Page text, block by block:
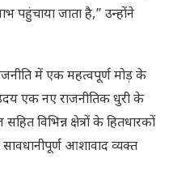
पहुंचाया जाता है,” उन्होंने
में एक महत्वपूर्ण मोड़ के
एक नए राजनीतिक धुरी के
विभिन्न क्षेत्रों के हितधारकों
आशावाद व्यक्त